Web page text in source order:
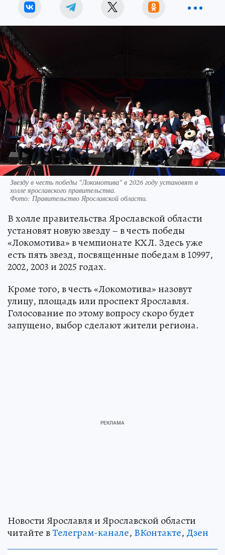
Звезду в честь победы "Локомотива" в 2026 году установят в
холле ярославского правительства.
Фото: Правительство Ярославской области.
В холле правительства Ярославской области
установят новую звезду – в честь победы
«Локомотива» в чемпионате КХЛ. Здесь уже
есть пять звезд, посвященные победам в 10997,
2002, 2003 и 2025 годах.
Кроме того, в честь «Локомотива» назовут
улицу, площадь или проспект Ярославля.
Голосование по этому вопросу скоро будет
запущено, выбор сделают жители региона.
Новости Ярославля и Ярославской области
читайте вТелеграм-канале, ВКонтакте, Дзен